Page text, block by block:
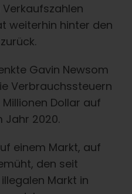
weiterhin hinter den
Gavin Newsom
Verbrauchssteuern
Dollar auf
Jahr 2020.
einem Markt, auf
den seit
Markt in